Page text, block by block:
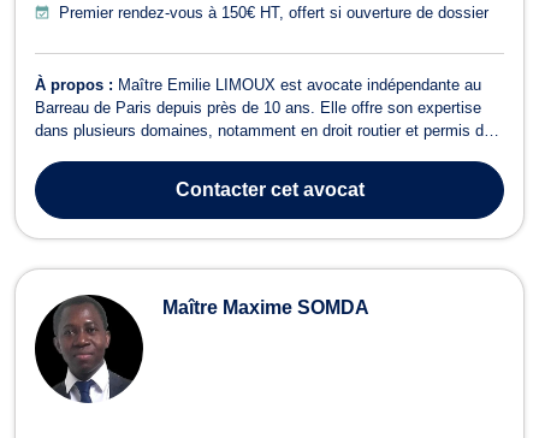
Premier rendez-vous à 150€ HT, offert si ouverture de dossier
À propos : Maître Emilie LIMOUX est avocate indépendante au
Barreau de Paris depuis près de 10 ans. Elle offre son expertise
dans plusieurs domaines, notamment en droit routier et permis de
corporel et indemnisation des victimes, notamment dans le cadre
d'accidents ...
Contactercet avocat
Maître Maxime SOMDA